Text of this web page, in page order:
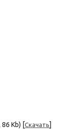
86 Kb) [Скачать]